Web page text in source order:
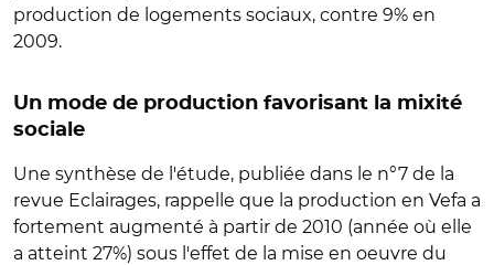
production de logements sociaux, contre 9% en
2009.
Un mode de production favorisant la mixité
sociale
Une synthèse de l'étude, publiée dans le n°7 de la
revue Eclairages, rappelle que la production en Vefa a
fortement augmenté à partir de 2010 (année où elle
a atteint 27%) sous l'effet de la mise en oeuvre du